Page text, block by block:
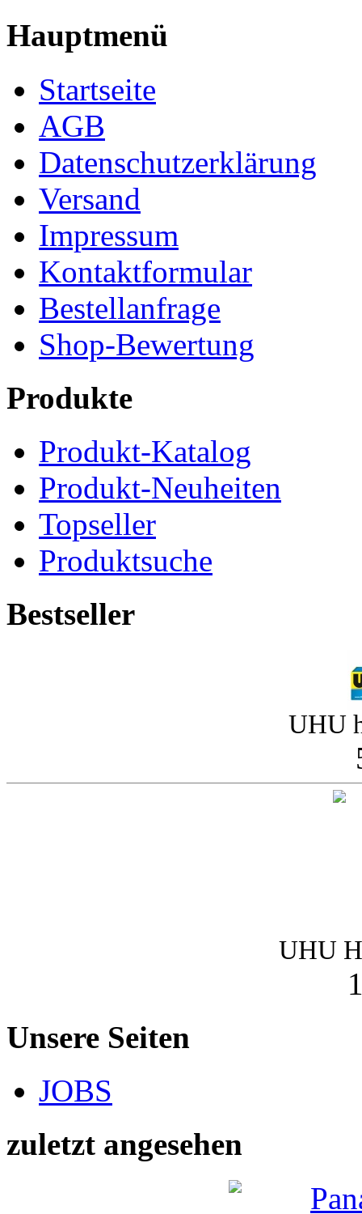
Hauptmenü
Startseite
AGB
Datenschutzerklärung
Versand
Impressum
Kontaktformular
Bestellanfrage
Shop-Bewertung
Produkte
Produkt-Katalog
Produkt-Neuheiten
Topseller
Produktsuche
Bestseller
UHU
UHU
Unsere Seiten
JOBS
zuletzt angesehen